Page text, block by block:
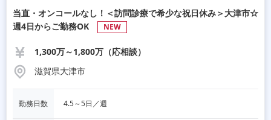
当直・オンコールなし！＜訪問診療で希少な祝日休み＞大津市☆
週4日からご勤務OK
NEW
1,300万～1,800万（応相談）
滋賀県大津市
勤務日数 4.5～5日／週